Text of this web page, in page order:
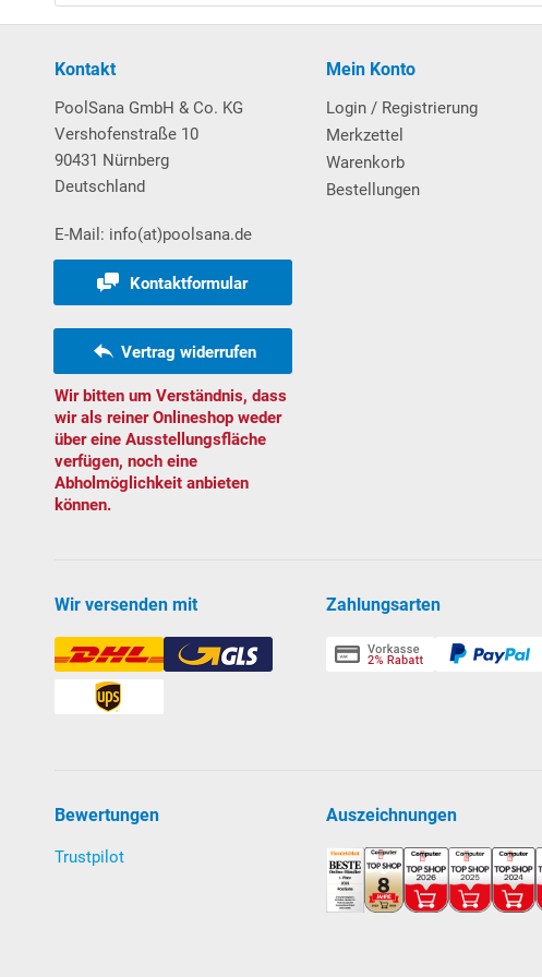
Pool-Leiter ausV2A-Edelstahl , eng ausladend und mit 3
Schwimmbads erfolgt die Befestigung der Poolleiter
welche ebenerdig einzementiert werden und als
Filtersystem
SandfilteranlagePOOLSANA
PlusPump 7.
Pumpenspezifikationen:
Umwälzleistung: 8,5 m³/h bei 6 mWS
Leistungsaufnahme: 450 W; 230 Volt 1 N. Ab Werk
TÜV- und GS-geprüft
Lieferung mit 7-Wege-Rückspülventil, Grundplatte sowie 50
aufklappen zum Weiterlesen
Verrohrungsmaterial
Kontakt
PoolSana GmbH & Co. KG
Vershofenstraße 10
90431 Nürnberg
Deutschland
E-Mail: info(at)poolsana.de
Kontaktformular
Vertrag widerrufen
Wir bitten um Verständnis, dass
wir als reiner Onlineshop weder
über eine Ausstellungsfläche
verfügen, noch eine
Abholmöglichkeit anbieten
können.
Mein Konto
Login / Registrierung
Merkzettel
Warenkorb
Bestellungen
Wir versenden mit Zahlungsarten
Bewertungen
Trustpilot
Auszeichnungen